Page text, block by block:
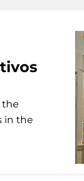
the
in the